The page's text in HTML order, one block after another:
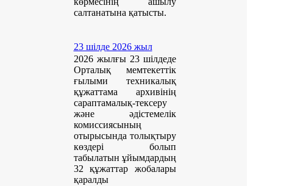
салтанатына қатысты.
23 шілде 2026 жыл
2026 жылғы 23 шілдеде
Орталық мемтекеттік
ғылыми техникалық
құжаттама архивінің
сараптамалық-тексеру
және әдістемелік
комиссиясының
отырысында толықтыру
көздері болып
табылатын ұйымдардың
32 құжаттар жобалары
қаралды